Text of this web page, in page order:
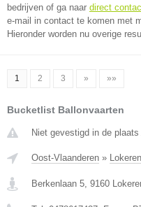
bedrijven of ga naar direct
e-mail in contact te komen met
Hieronder worden nu overige
1 2 3 » »»
Bucketlist Ballonvaarten
Niet gevestigd in de
Oost-Vlaanderen » Lokeren
Berkenlaan 5, 9160